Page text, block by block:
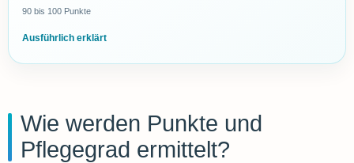
90 bis 100 Punkte
Ausführlich erklärt
Wie werden Punkte und
Pflegegrad ermittelt?